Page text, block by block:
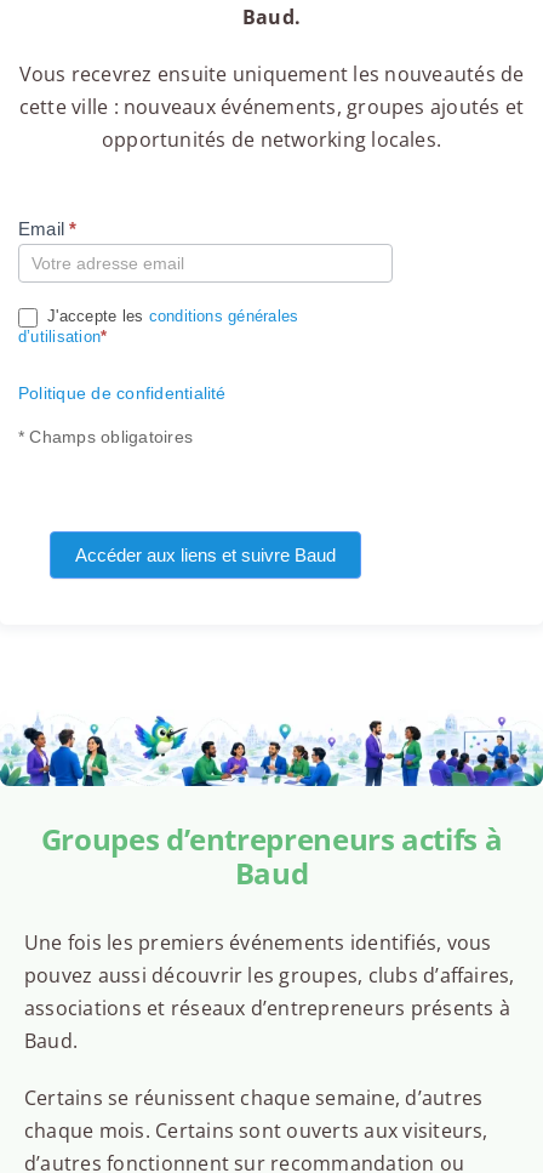
Baud.
Vous recevrez ensuite uniquement les nouveautés de
cette ville : nouveaux événements, groupes ajoutés et
opportunités de networking locales.
Compte
Email*
J'accepte les conditions générales
d’utilisation*
Politique de confidentialité
* Champs obligatoires
Accéder aux liens et suivre Baud
Groupes d’entrepreneurs actifs à
Baud
Une fois les premiers événements identifiés, vous
pouvez aussi découvrir les groupes, clubs d’affaires,
associations et réseaux d’entrepreneurs présents à
Baud.
Certains se réunissent chaque semaine, d’autres
chaque mois. Certains sont ouverts aux visiteurs,
d’autres fonctionnent sur recommandation ou